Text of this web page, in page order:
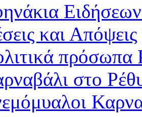
και Απόψεις
πρόσωπα
στο